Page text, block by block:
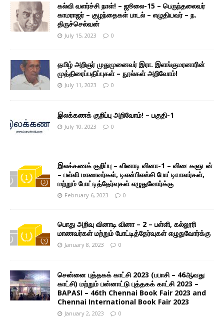
கல்வி வளர்ச்சி நாள்! – ஜூலை-15 – பெருந்தலைவர்
காமராஜர் – குழந்தைகள் பாடல் – எழுதியவர் – ந.
திருச்செல்வன்
July 15, 2023 0
தமிழ் அறிஞர் முதுமுனைவர் இரா. இளங்குமரனாரின்
முத்திரைப்பதிப்புகள் – நூல்கள் அறிவோம்!
July 11, 2023 0
இலக்கணக் குறிப்பு அறிவோம்! – பகுதி-1
July 10, 2023 0
இலக்கணக் குறிப்பு – வினாடி வினா-1 – விடைகளுடன்
– பள்ளி மாணவர்கள், டிஎன்பிஎஸ்சி போட்டியாளர்கள்,
மற்றும் போட்டித்தேர்வுகள் எழுதுவோர்க்கு
February 6, 2023 0
பொது அறிவு வினாடி வினா – 2 – பள்ளி, கல்லூரி
மாணவர்கள் மற்றும் போட்டித்தேர்வுகள் எழுதுவோர்க்கு
January 8, 2023 0
சென்னை புத்தகக் காட்சி 2023 (பபாசி – 46ஆவது
காட்சி) மற்றும் பன்னாட்டு புத்தகக் காட்சி 2023 –
BAPASI – 46th Chennai Book Fair 2023 and
Chennai International Book Fair 2023
January 2, 2023 0